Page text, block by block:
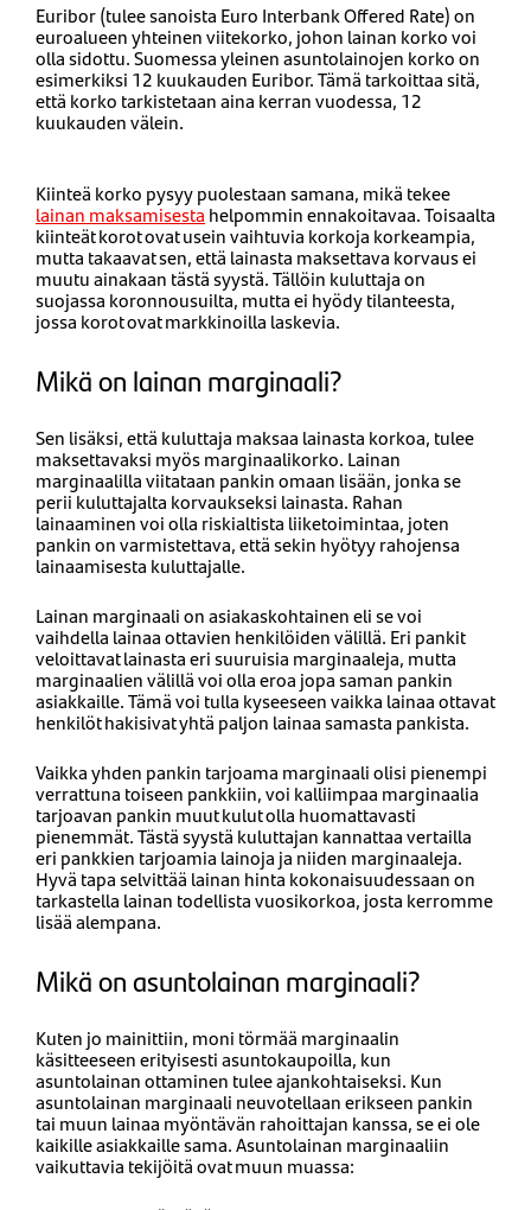
Euribor (tulee sanoista Euro Interbank Offered Rate) on
euroalueen yhteinen viitekorko, johon lainan korko voi
olla sidottu. Suomessa yleinen asuntolainojen korko on
esimerkiksi 12 kuukauden Euribor. Tämä tarkoittaa sitä,
että korko tarkistetaan aina kerran vuodessa, 12
kuukauden välein.
Kiinteä korko pysyy puolestaan samana, mikä tekee
lainan maksamisesta helpommin ennakoitavaa. Toisaalta
kiinteät korot ovat usein vaihtuvia korkoja korkeampia,
mutta takaavat sen, että lainasta maksettava korvaus ei
muutu ainakaan tästä syystä. Tällöin kuluttaja on
suojassa koronnousuilta, mutta ei hyödy tilanteesta,
jossa korot ovat markkinoilla laskevia.
Mikä on lainan marginaali?
Sen lisäksi, että kuluttaja maksaa lainasta korkoa, tulee
maksettavaksi myös marginaalikorko. Lainan
marginaalilla viitataan pankin omaan lisään, jonka se
perii kuluttajalta korvaukseksi lainasta. Rahan
lainaaminen voi olla riskialtista liiketoimintaa, joten
pankin on varmistettava, että sekin hyötyy rahojensa
lainaamisesta kuluttajalle.
Lainan marginaali on asiakaskohtainen eli se voi
vaihdella lainaa ottavien henkilöiden välillä. Eri pankit
veloittavat lainasta eri suuruisia marginaaleja, mutta
marginaalien välillä voi olla eroa jopa saman pankin
asiakkaille. Tämä voi tulla kyseeseen vaikka lainaa ottavat
henkilöt hakisivat yhtä paljon lainaa samasta pankista.
Vaikka yhden pankin tarjoama marginaali olisi pienempi
verrattuna toiseen pankkiin, voi kalliimpaa marginaalia
tarjoavan pankin muut kulut olla huomattavasti
pienemmät. Tästä syystä kuluttajan kannattaa vertailla
eri pankkien tarjoamia lainoja ja niiden marginaaleja.
Hyvä tapa selvittää lainan hinta kokonaisuudessaan on
tarkastella lainan todellista vuosikorkoa, josta kerromme
lisää alempana.
Mikä on asuntolainan marginaali?
Kuten jo mainittiin, moni törmää marginaalin
käsitteeseen erityisesti asuntokaupoilla, kun
asuntolainan ottaminen tulee ajankohtaiseksi. Kun
asuntolainan marginaali neuvotellaan erikseen pankin
tai muun lainaa myöntävän rahoittajan kanssa, se ei ole
kaikille asiakkaille sama. Asuntolainan marginaaliin
vaikuttavia tekijöitä ovat muun muassa: